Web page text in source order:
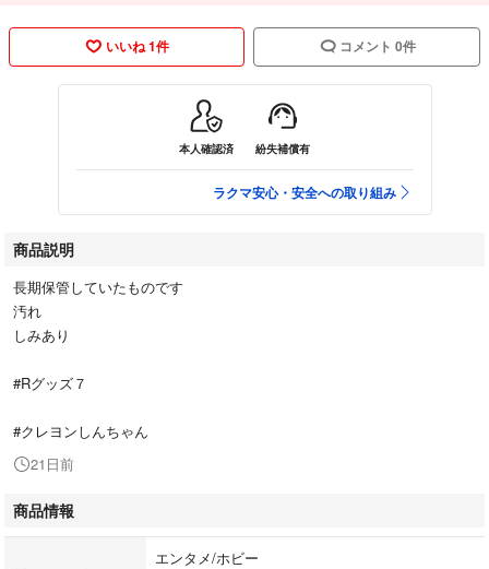
いいね 1件 コメント 0件
本人確認済 紛失補償有
ラクマ安心・安全への取り組み
商品説明
長期保管していたものです
汚れ
しみあり
#Rグッズ７
#クレヨンしんちゃん
21日前
商品情報
エンタメ/ホビー